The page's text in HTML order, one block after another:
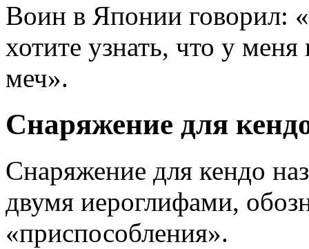
Воин в Японии говорил:
хотите узнать, что у
меч».
Снаряжение для
Снаряжение для кендо
двумя иероглифами,
«приспособления».